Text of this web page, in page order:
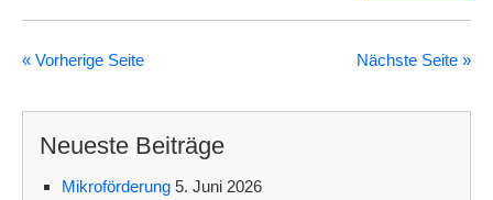
Nächste Seite »
« Vorherige Seite
Neueste Beiträge
Mikroförderung 5. Juni 2026